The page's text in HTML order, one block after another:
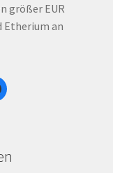
größer EUR
Etherium an